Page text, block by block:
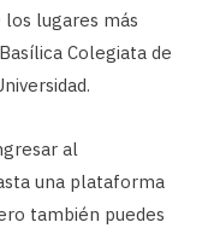
lugares más
Colegiata de
al
una plataforma
también puedes